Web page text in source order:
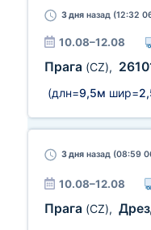
3 дня назад (12:32
10.08–12.08
Прага (CZ),
(длн=9,5м шир=
3 дня назад (08:59
10.08–12.08
Прага (CZ),